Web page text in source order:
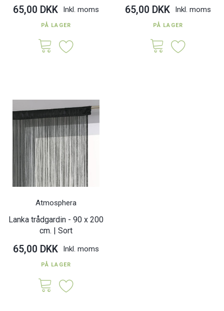
65,00 DKK Inkl. moms
PÅ LAGER
65,00 DKK Inkl. moms
PÅ LAGER
Atmosphera
Lanka trådgardin - 90 x 200
cm. | Sort
65,00 DKK Inkl. moms
PÅ LAGER